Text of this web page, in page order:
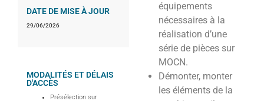
DATE DE MISE À JOUR
29/06/2026
MODALITÉS ET DÉLAIS
D'ACCÈS
Présélection sur
équipements
nécessaires à la
réalisation d’une
série de pièces sur
MOCN.
Démonter, monter
les éléments de la